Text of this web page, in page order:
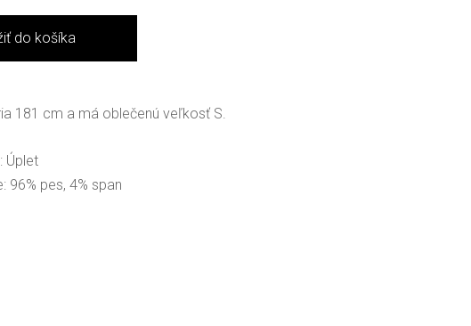
do košíka
181 cm a má oblečenú veľkosť S.
Úplet
96% pes, 4% span